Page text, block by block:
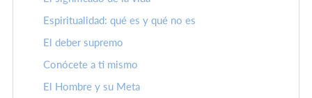
Espiritualidad: qué es y qué no es
El deber supremo
Conócete a ti mismo
El Hombre y su Meta